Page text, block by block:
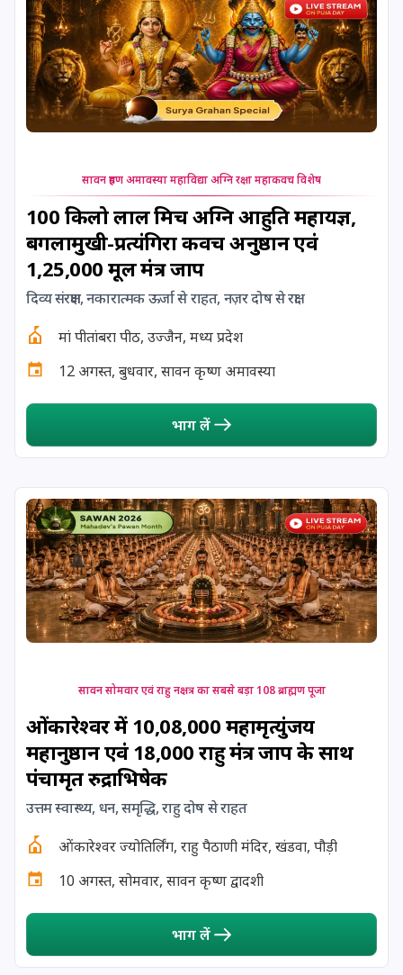
सावन ग्रहण अमावस्या महाविद्या अग्नि रक्षा महाकवच विशेष
100 किलो लाल मिर्च अग्नि आहुति महायज्ञ,
बगलामुखी-प्रत्यंगिरा कवच अनुष्ठान एवं
1,25,000 मूल मंत्र जाप
दिव्य संरक्षण, नकारात्मक ऊर्जा से राहत, नज़र दोष से रक्षा
मां पीतांबरा पीठ, उज्जैन, मध्य प्रदेश
12 अगस्त, बुधवार, सावन कृष्ण अमावस्या
भाग लें
सावन सोमवार एवं राहु नक्षत्र का सबसे बड़ा 108 ब्राह्मण पूजा
ओंकारेश्वर में 10,08,000 महामृत्युंजय
महानुष्ठान एवं 18,000 राहु मंत्र जाप के साथ
पंचामृत रुद्राभिषेक
उत्तम स्वास्थ्य, धन, समृद्धि, राहु दोष से राहत
ओंकारेश्वर ज्योतिर्लिंग, राहु पैठाणी मंदिर, खंडवा, पौड़ी
10 अगस्त, सोमवार, सावन कृष्ण द्वादशी
भाग लें